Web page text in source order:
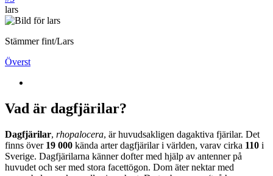
lars
Stämmer fint/Lars
Överst
Vad är dagfjärilar?
Dagfjärilar, rhopalocera, är huvudsakligen dagaktiva fjärilar. Det
finns över 19 000 kända arter dagfjärilar i världen, varav cirka 110 i
Sverige. Dagfjärilarna känner dofter med hjälp av antenner på
huvudet och ser med stora facettögon. Dom äter nektar med